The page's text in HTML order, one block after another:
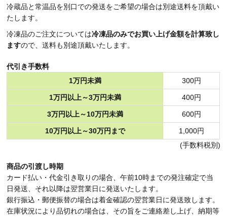
冷蔵品と常温品を別口での発送をご希望の場合は別途送料を頂戴い
たします。
冷凍品のご注文については冷凍品のみでお買い上げ金額を計算致し
ますので、送料も別途頂戴いたします。
代引き手数料
1万円未満
300円
1万円以上～3万円未満 400円
3万円以上～10万円未満 600円
10万円以上～30万円まで
1,000円
(手数料税別)
商品の引渡し時期
カード払い・代金引き取りの場合、午前10時までの発注確定で当
日発送、それ以降は翌営業日に発送いたします。
銀行振込・郵便振替の場合は着金確認の翌営業日に発送致します。
在庫状況により品切れの場合は、その旨をご連絡差し上げ、納期等